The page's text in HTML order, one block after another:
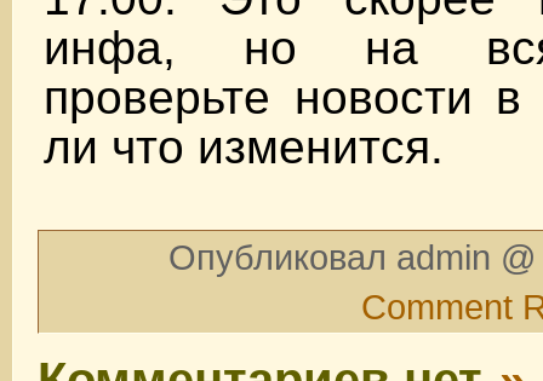
инфа, но на
проверьте новости в
ли что изменится.
Опубликовал admin
Comment